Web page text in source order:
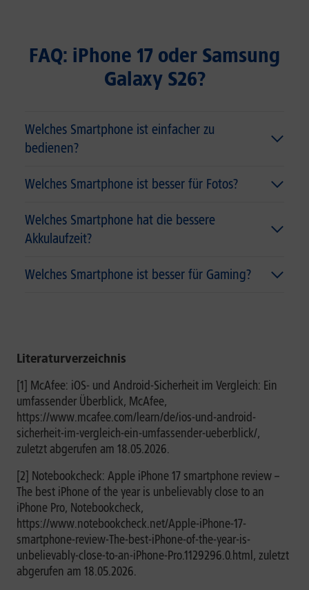
FAQ: iPhone 17 oder Samsung
Galaxy S26?
Welches Smartphone ist einfacher zu
bedienen?
Welches Smartphone ist besser für Fotos?
Welches Smartphone hat die bessere
Akkulaufzeit?
Welches Smartphone ist besser für Gaming?
Literaturverzeichnis
[1] McAfee: iOS- und Android-Sicherheit im Vergleich: Ein
umfassender Überblick, McAfee,
https://www.mcafee.com/learn/de/ios-und-android-
sicherheit-im-vergleich-ein-umfassender-ueberblick/,
zuletzt abgerufen am 18.05.2026.
[2] Notebookcheck: Apple iPhone 17 smartphone review –
The best iPhone of the year is unbelievably close to an
iPhone Pro, Notebookcheck,
https://www.notebookcheck.net/Apple-iPhone-17-
smartphone-review-The-best-iPhone-of-the-year-is-
unbelievably-close-to-an-iPhone-Pro.1129296.0.html, zuletzt
abgerufen am 18.05.2026.